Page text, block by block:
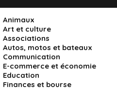
Animaux
Art et culture
Associations
Autos, motos et bateaux
Communication
E-commerce et économie
Education
Finances et bourse